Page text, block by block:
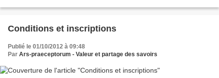
Conditions et inscriptions
Publié le 01/10/2012 à 09:48
Par Ars-praeceptorum - Valeur et partage des savoirs